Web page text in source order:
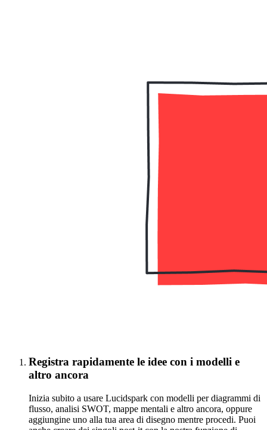
Registra rapidamente le idee con i modelli e
altro ancora
Inizia subito a usare Lucidspark con modelli per diagrammi di
flusso, analisi SWOT, mappe mentali e altro ancora, oppure
aggiungine uno alla tua area di disegno mentre procedi. Puoi